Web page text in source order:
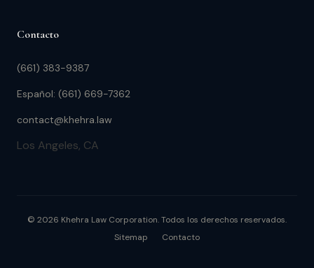
Contacto
(661) 383-9387
Español: (661) 669-7362
contact@khehra.law
Los Angeles, CA
© 2026 Khehra Law Corporation. Todos los derechos reservados.
Sitemap
Contacto